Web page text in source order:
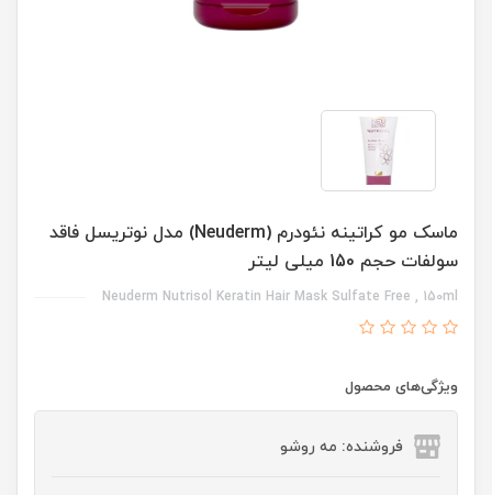
ماسک مو کراتینه نئودرم (Neuderm) مدل نوتریسل فاقد
سولفات حجم 150 میلی لیتر
Neuderm Nutrisol Keratin Hair Mask Sulfate Free , 150ml
ویژگی‌های محصول
فروشنده: مه رو‌شو